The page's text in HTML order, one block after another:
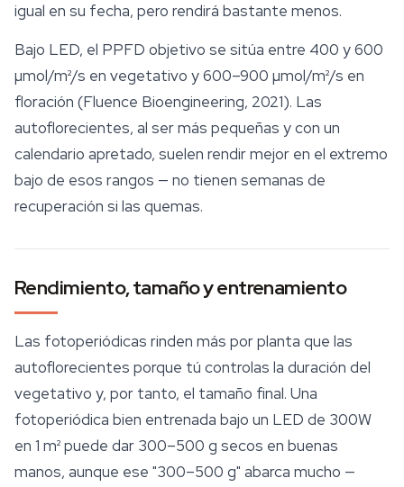
igual en su fecha, pero rendirá bastante menos.
Bajo LED, el PPFD objetivo se sitúa entre 400 y 600
µmol/m²/s en vegetativo y 600–900 µmol/m²/s en
floración (Fluence Bioengineering, 2021). Las
autoflorecientes, al ser más pequeñas y con un
calendario apretado, suelen rendir mejor en el extremo
bajo de esos rangos — no tienen semanas de
recuperación si las quemas.
Rendimiento, tamaño y entrenamiento
Las fotoperiódicas rinden más por planta que las
autoflorecientes porque tú controlas la duración del
vegetativo y, por tanto, el tamaño final. Una
fotoperiódica bien entrenada bajo un LED de 300W
en 1 m² puede dar 300–500 g secos en buenas
manos, aunque ese "300–500 g" abarca mucho —